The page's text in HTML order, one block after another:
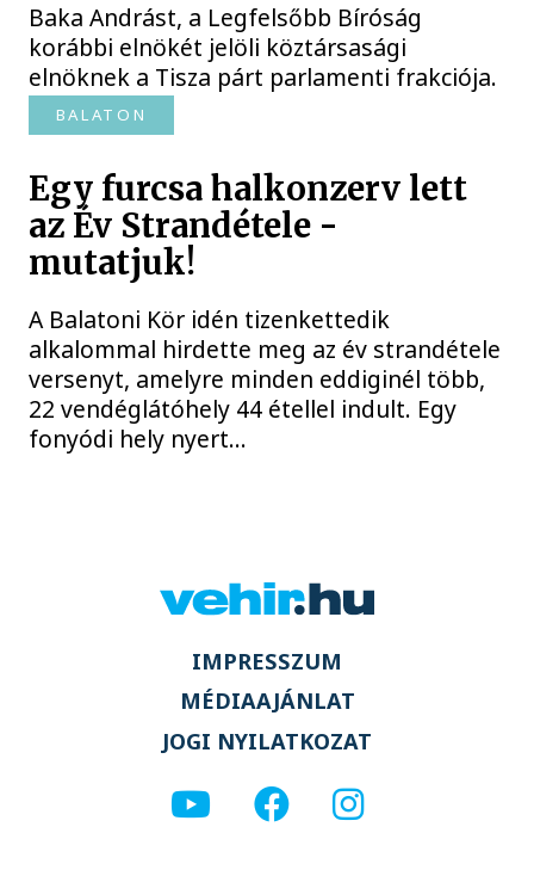
Baka Andrást, a Legfelsőbb Bíróság
korábbi elnökét jelöli köztársasági
elnöknek a Tisza párt parlamenti frakciója.
BALATON
Egy furcsa halkonzerv lett
az Év Strandétele -
mutatjuk!
A Balatoni Kör idén tizenkettedik
alkalommal hirdette meg az év strandétele
versenyt, amelyre minden eddiginél több,
22 vendéglátóhely 44 étellel indult. Egy
fonyódi hely nyert...
IMPRESSZUM
MÉDIAAJÁNLAT
JOGI NYILATKOZAT